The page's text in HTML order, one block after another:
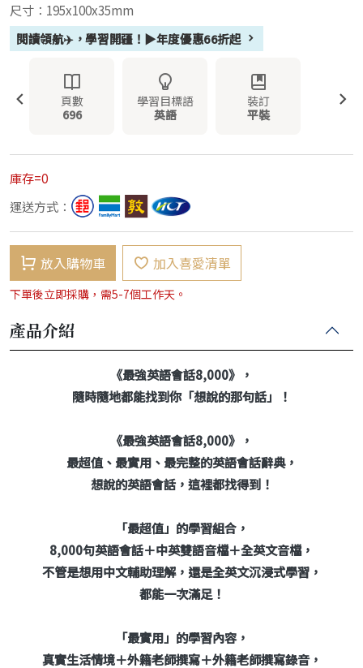
尺寸：195x100x35mm
閱讀領航✈️，學習開疆！▶年度優惠66折起
頁數
696
學習目標語
英語
裝訂
平裝
庫存=0
運送方式：
放入購物車 加入喜愛清單
下單後立即採購，需5-7個工作天。
產品介紹
《最強英語會話8,000》，
隨時隨地都能找到你「想說的那句話」！
《最強英語會話8,000》，
最超值、最實用、最完整的英語會話辭典，
想說的英語會話，這裡都找得到！
「最超值」的學習組合，
8,000句英語會話＋中英雙語音檔＋全英文音檔，
不管是想用中文輔助理解，還是全英文沉浸式學習，
都能一次滿足！
「最實用」的學習內容，
真實生活情境＋外籍老師撰寫＋外籍老師撰寫錄音，